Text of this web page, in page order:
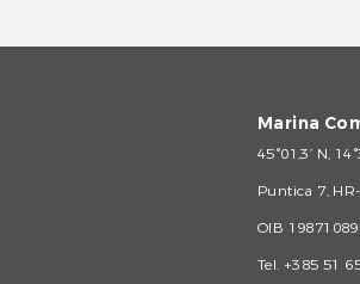
Marina
45°01,3’ N,
Puntica 7,
OIB
Tel. +385 51